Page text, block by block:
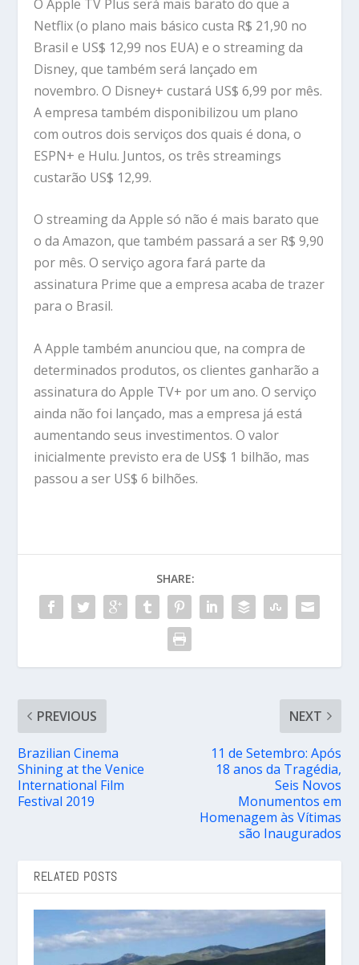
O Apple TV Plus será mais barato do que a
Netflix (o plano mais básico custa R$ 21,90 no
Brasil e US$ 12,99 nos EUA) e o streaming da
Disney, que também será lançado em
novembro. O Disney+ custará US$ 6,99 por mês.
A empresa também disponibilizou um plano
com outros dois serviços dos quais é dona, o
ESPN+ e Hulu. Juntos, os três streamings
custarão US$ 12,99.
O streaming da Apple só não é mais barato que
o da Amazon, que também passará a ser R$ 9,90
por mês. O serviço agora fará parte da
assinatura Prime que a empresa acaba de trazer
para o Brasil.
A Apple também anunciou que, na compra de
determinados produtos, os clientes ganharão a
assinatura do Apple TV+ por um ano. O serviço
ainda não foi lançado, mas a empresa já está
aumentando seus investimentos. O valor
inicialmente previsto era de US$ 1 bilhão, mas
passou a ser US$ 6 bilhões.
SHARE:
PREVIOUS
Brazilian Cinema
Shining at the Venice
International Film
Festival 2019
NEXT
11 de Setembro: Após
18 anos da Tragédia,
Seis Novos
Monumentos em
Homenagem às Vítimas
são Inaugurados
RELATED POSTS